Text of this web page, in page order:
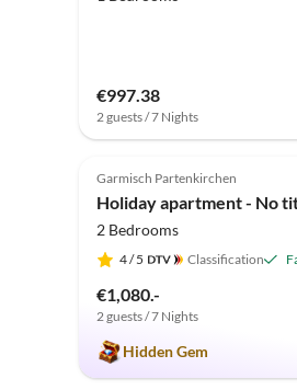
€997.38
2 guests / 7 Nights
5.0 (10)
Garmisch Partenkirchen
Holiday apartment - No
2 Bedrooms
4/ 5 Classification
€1,080.-
2 guests / 7 Nights
Hidden Gem